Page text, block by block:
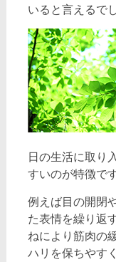
いると言えるで
日の生活に取り
すいのが特徴です
例えば目の開閉
た表情を繰り返
ねにより筋肉の
ハリを保ちやす